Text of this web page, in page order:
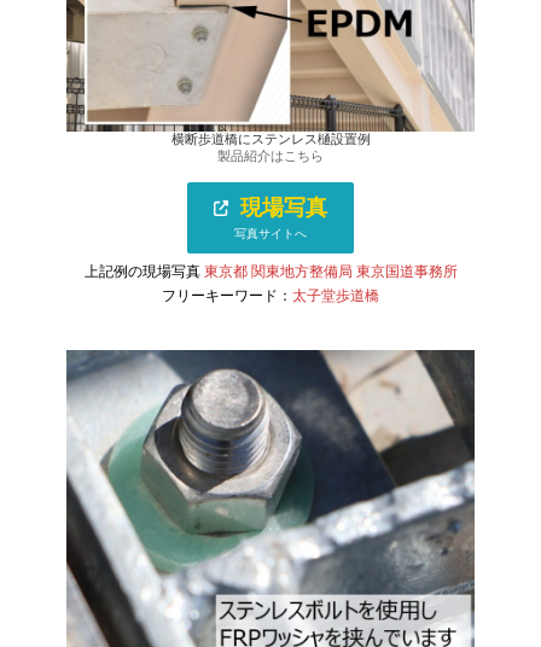
横断歩道橋にステンレス樋設置例
製品紹介はこちら
現場写真
写真サイトへ
上記例の現場写真 東京都 関東地方整備局 東京国道事務所
フリーキーワード： 太子堂歩道橋